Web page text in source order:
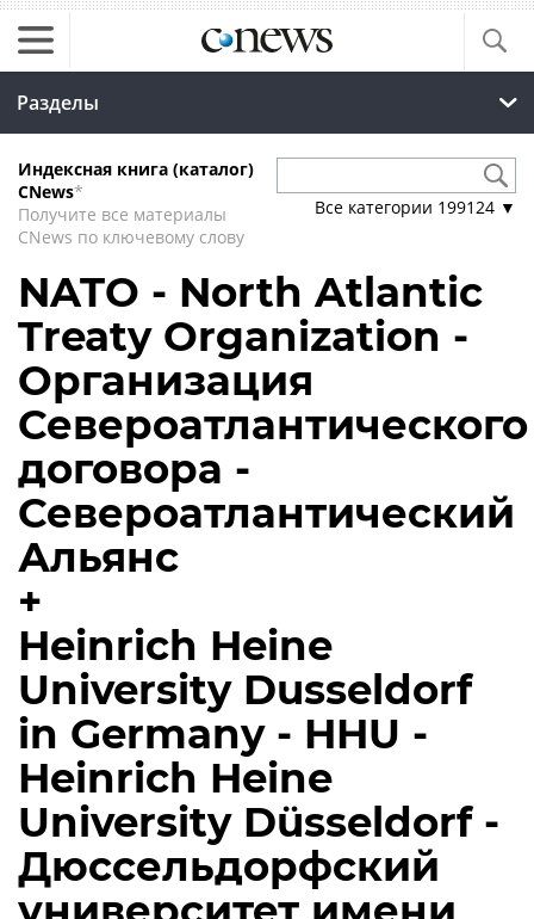
Разделы
Индексная книга (каталог)
CNews*
Получите все материалы
CNews по ключевому слову
Все категории 199124 ▼
NATO - North Atlantic
Treaty Organization -
Организация
Североатлантического
договора -
Североатлантический
Альянс
+
Heinrich Heine
University Dusseldorf
in Germany - HHU -
Heinrich Heine
University Düsseldorf -
Дюссельдорфский